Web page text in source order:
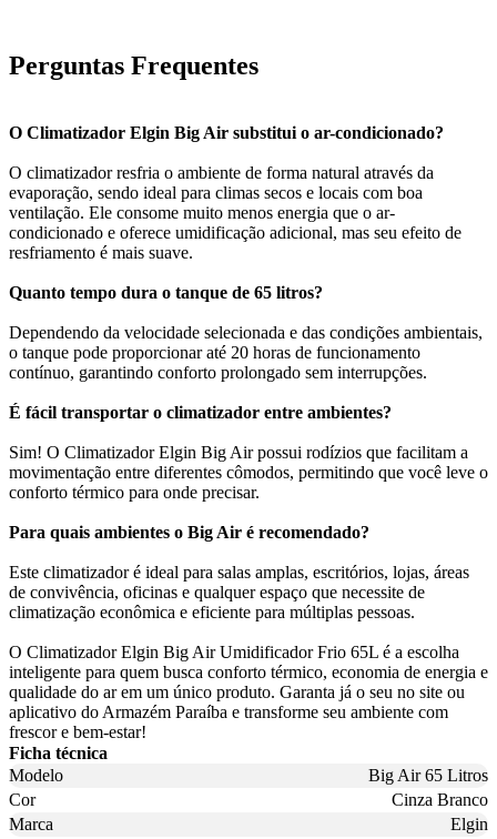
Perguntas Frequentes
O Climatizador Elgin Big Air substitui o ar-condicionado?
O climatizador resfria o ambiente de forma natural através da
evaporação, sendo ideal para climas secos e locais com boa
ventilação. Ele consome muito menos energia que o ar-
condicionado e oferece umidificação adicional, mas seu efeito de
resfriamento é mais suave.
Quanto tempo dura o tanque de 65 litros?
Dependendo da velocidade selecionada e das condições ambientais,
o tanque pode proporcionar até 20 horas de funcionamento
contínuo, garantindo conforto prolongado sem interrupções.
É fácil transportar o climatizador entre ambientes?
Sim! O Climatizador Elgin Big Air possui rodízios que facilitam a
movimentação entre diferentes cômodos, permitindo que você leve o
conforto térmico para onde precisar.
Para quais ambientes o Big Air é recomendado?
Este climatizador é ideal para salas amplas, escritórios, lojas, áreas
de convivência, oficinas e qualquer espaço que necessite de
climatização econômica e eficiente para múltiplas pessoas.
O Climatizador Elgin Big Air Umidificador Frio 65L é a escolha
inteligente para quem busca conforto térmico, economia de energia e
qualidade do ar em um único produto. Garanta já o seu no site ou
aplicativo do Armazém Paraíba e transforme seu ambiente com
frescor e bem-estar!
Ficha técnica
Modelo
Big Air 65 Litros
Cor
Cinza Branco
Marca
Elgin